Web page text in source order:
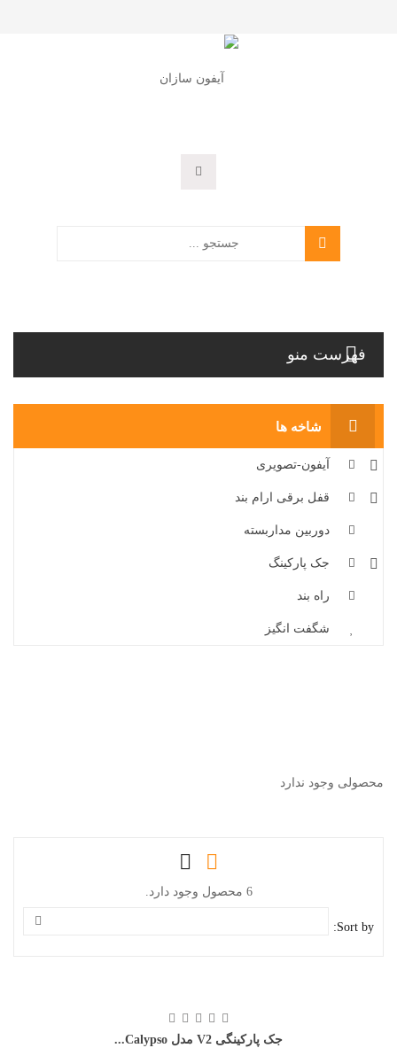
فهرست منو
شاخه ها
آیفون-تصویری
قفل برقی ارام بند
دوربین مداربسته
جک پارکینگ
راه بند
شگفت انگیز
محصولی وجود ندارد
6 محصول وجود دارد.
Sort by:
جک پارکینگی V2 مدل Calypso...